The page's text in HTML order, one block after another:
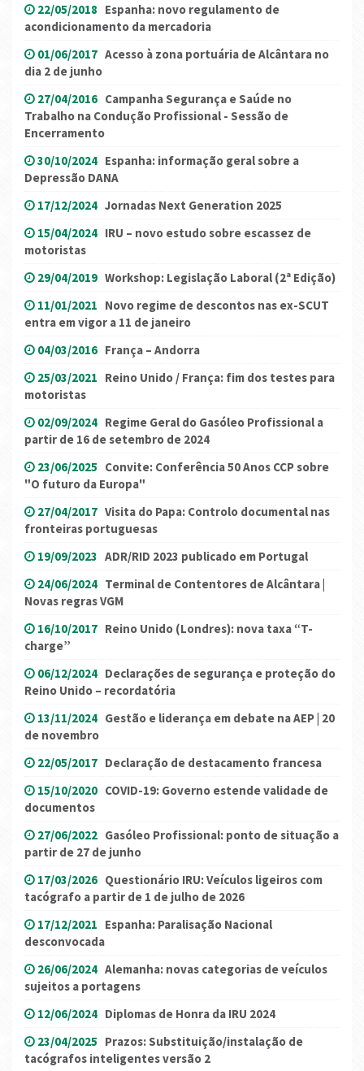
22/05/2018 Espanha: novo regulamento de
acondicionamento da mercadoria
01/06/2017 Acesso à zona portuária de Alcântara no
dia 2 de junho
27/04/2016 Campanha Segurança e Saúde no
Trabalho na Condução Profissional - Sessão de
Encerramento
30/10/2024 Espanha: informação geral sobre a
Depressão DANA
17/12/2024 Jornadas Next Generation 2025
15/04/2024 IRU – novo estudo sobre escassez de
motoristas
29/04/2019 Workshop: Legislação Laboral (2ª Edição)
11/01/2021 Novo regime de descontos nas ex-SCUT
entra em vigor a 11 de janeiro
04/03/2016 França – Andorra
25/03/2021 Reino Unido / França: fim dos testes para
motoristas
02/09/2024 Regime Geral do Gasóleo Profissional a
partir de 16 de setembro de 2024
23/06/2025 Convite: Conferência 50 Anos CCP sobre
"O futuro da Europa"
27/04/2017 Visita do Papa: Controlo documental nas
fronteiras portuguesas
19/09/2023 ADR/RID 2023 publicado em Portugal
24/06/2024 Terminal de Contentores de Alcântara |
Novas regras VGM
16/10/2017 Reino Unido (Londres): nova taxa “T-
charge”
06/12/2024 Declarações de segurança e proteção do
Reino Unido – recordatória
13/11/2024 Gestão e liderança em debate na AEP | 20
de novembro
22/05/2017 Declaração de destacamento francesa
15/10/2020 COVID-19: Governo estende validade de
documentos
27/06/2022 Gasóleo Profissional: ponto de situação a
partir de 27 de junho
17/03/2026 Questionário IRU: Veículos ligeiros com
tacógrafo a partir de 1 de julho de 2026
17/12/2021 Espanha: Paralisação Nacional
desconvocada
26/06/2024 Alemanha: novas categorias de veículos
sujeitos a portagens
12/06/2024 Diplomas de Honra da IRU 2024
23/04/2025 Prazos: Substituição/instalação de
tacógrafos inteligentes versão 2